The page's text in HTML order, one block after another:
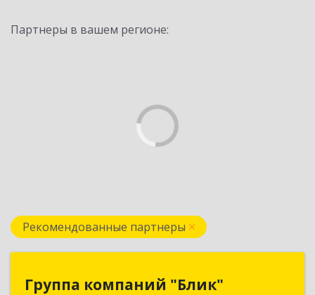
Партнеры в вашем регионе:
Рекомендованные партнеры
Группа компаний "Блик"
Группа компаний "Блик"